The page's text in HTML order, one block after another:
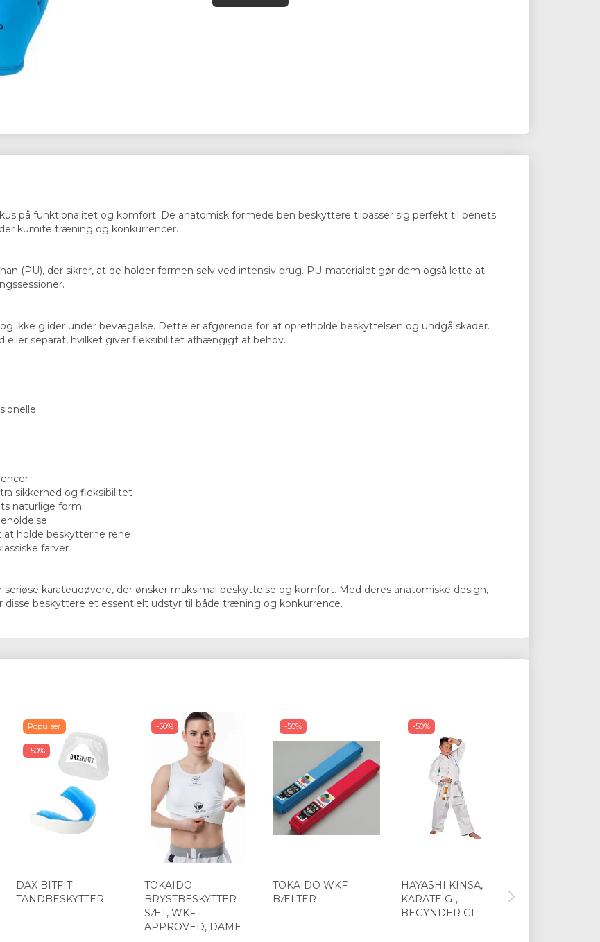
på funktionalitet og komfort. De anatomisk formede ben beskyttere tilpasser sig perfekt til benets
kumite træning og konkurrencer.
(PU), der sikrer, at de holder formen selv ved intensiv brug. PU-materialet gør dem også lette at
ikke glider under bevægelse. Dette er afgørende for at opretholde beskyttelsen og undgå skader.
separat, hvilket giver fleksibilitet afhængigt af behov.
sikkerhed og fleksibilitet
naturlige form
holde beskytterne rene
farver
karateudøvere, der ønsker maksimal beskyttelse og komfort. Med deres anatomiske design,
beskyttere et essentielt udstyr til både træning og konkurrence.
Populær
-50%
DAX BITFIT
TANDBESKYTTER
-50%
TOKAIDO
BRYSTBESKYTTER
SÆT, WKF
APPROVED, DAME
-50%
TOKAIDO WKF
BÆLTER
-50%
HAYASHI KINSA,
KARATE GI,
BEGYNDER GI